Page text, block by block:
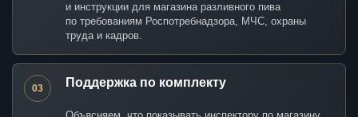
и инструкции для магазина разливного пива
по требованиям Роспотребнадзора, МЧС, охраны
труда и кадров.
03 Поддержка по комплекту